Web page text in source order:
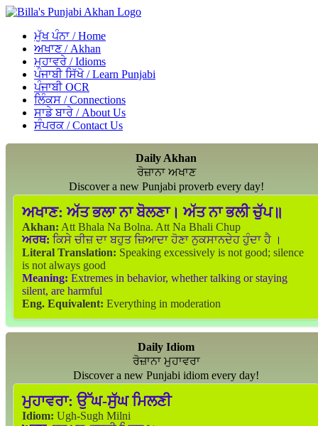
ਮੁੱਖ ਪੰਨਾ / Home
ਅਖਾਣ / Akhan
ਮੁਹਾਵਰੇ / Idioms
ਪੰਜਾਬੀ ਸਿੱਖੋ / Learn Punjabi
ਪੰਜਾਬੀ OCR
ਲਿੰਕਸ / Connections
ਸਾਡੇ ਬਾਰੇ / About Us
ਸੰਪਰਕ / Contact Us
Daily Akhan
ਰੋਜ਼ਾਨਾ ਅਖਾਣ
Discover a new Punjabi proverb every day!
ਅਖਾਣ: ਅੱਤ ਭਲਾ ਨਾ ਬੋਲਣਾ। ਅੱਤ ਨਾ ਭਲੀ ਚੁੱਪ॥
Akhan: Att Bhala Na Bolna. Att Na Bhali Chup
ਅਰਥ: ਕਿਸੇ ਚੀਜ਼ ਦਾ ਬਹੁਤ ਜ਼ਿਆਦਾ ਹੋਣਾ ਨੁਕਸਾਨਦੇਹ ਹੁੰਦਾ ਹੈ ।
Literal Translation: Speaking excessively is not good; silence
is not always good
Meaning: Extremes in behavior, whether talking or staying
silent, are harmful
Eng. Equivalent: Everything in moderation
Daily Idiom
ਰੋਜ਼ਾਨਾ ਮੁਹਾਵਰਾ
Discover a new Punjabi idiom every day!
ਮੁਹਾਵਰਾ: ਉੱਘ-ਸੁੱਘ ਮਿਲਣੀ
Idiom: Ugh-Sugh Milni